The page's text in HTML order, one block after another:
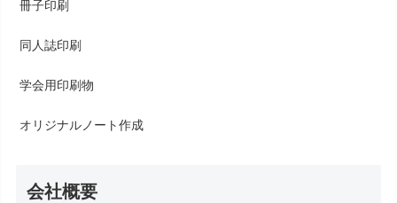
冊子印刷
同人誌印刷
学会用印刷物
オリジナルノート作成
会社概要